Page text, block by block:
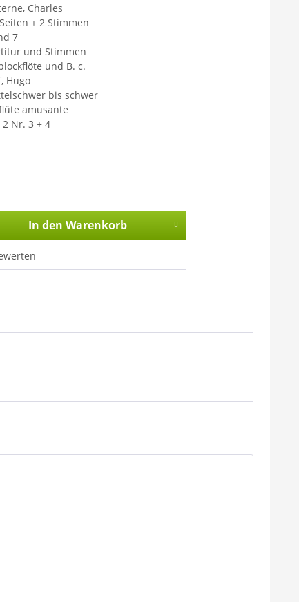
Charles
+ 2 Stimmen
7
und Stimmen
und B. c.
Hugo
bis schwer
amusante
2 Nr. 3 + 4
In den Warenkorb